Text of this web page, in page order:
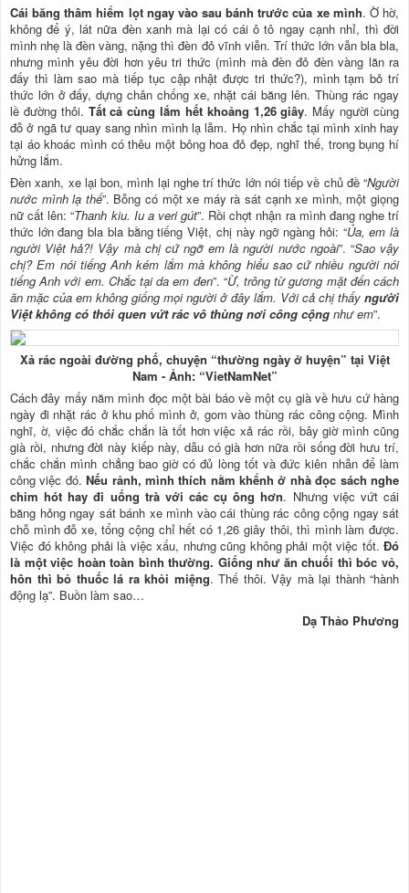
Cái băng thâm hiểm lọt ngay vào sau bánh trước của xe mình. Ờ hờ,
không để ý, lát nữa đèn xanh mà lại có cái ô tô ngay cạnh nhỉ, thì đời
mình nhẹ là đèn vàng, nặng thì đèn đỏ vĩnh viễn. Trí thức lớn vẫn bla bla,
nhưng mình yêu đời hơn yêu tri thức (mình mà đèn đỏ đèn vàng lăn ra
đấy thì làm sao mà tiếp tục cập nhật được tri thức?), mình tạm bỏ trí
thức lớn ở đấy, dựng chân chống xe, nhặt cái băng lên. Thùng rác ngay
lề đường thôi. Tất cả cùng lắm hết khoảng 1,26 giây. Mấy người cùng
đỗ ở ngã tư quay sang nhìn mình lạ lẫm. Họ nhìn chắc tại mình xinh hay
tại áo khoác mình có thêu một bông hoa đỏ đẹp, nghĩ thế, trong bụng hí
hửng lắm.
Đèn xanh, xe lại bon, mình lại nghe trí thức lớn nói tiếp về chủ đề “Người
nước mình lạ thế”. Bỗng có một xe máy rà sát cạnh xe mình, một giọng
nữ cất lên: “Thanh kiu. Iu a veri gút”. Rồi chợt nhận ra mình đang nghe trí
thức lớn đang bla bla bằng tiếng Việt, chị này ngỡ ngàng hỏi: “Ủa, em là
người Việt hả?! Vậy mà chị cứ ngỡ em là người nước ngoài”. “Sao vậy
chị? Em nói tiếng Anh kém lắm mà không hiểu sao cứ nhiều người nói
tiếng Anh với em. Chắc tại da em đen”. “Ừ, trông từ gương mặt đến cách
ăn mặc của em không giống mọi người ở đây lắm. Với cả chị thấy người
Việt không có thói quen vứt rác vô thùng nơi công cộng như em”.
Xả rác ngoài đường phố, chuyện “thường ngày ở huyện” tại Việt
Nam - Ảnh: “VietNamNet”
Cách đây mấy năm mình đọc một bài báo về một cụ già về hưu cứ hàng
ngày đi nhặt rác ở khu phố mình ở, gom vào thùng rác công cộng. Mình
nghĩ, ờ, việc đó chắc chắn là tốt hơn việc xả rác rồi, bây giờ mình cũng
già rồi, nhưng đời này kiếp này, dẫu có già hơn nữa rồi sống đời hưu trí,
chắc chắn mình chẳng bao giờ có đủ lòng tốt và đức kiên nhẫn để làm
công việc đó.Nếu rảnh, mình thích nằm khểnh ở nhà đọc sách nghe
chim hót hay đi uống trà với các cụ ông hơn. Nhưng việc vứt cái
băng hỏng ngay sát bánh xe mình vào cái thùng rác công cộng ngay sát
chỗ mình đỗ xe, tổng cộng chỉ hết có 1,26 giây thôi, thì mình làm được.
Việc đó không phải là việc xấu, nhưng cũng không phải một việc tốt. Đó
là một việc hoàn toàn bình thường. Giống như ăn chuối thì bóc vỏ,
hôn thì bỏ thuốc lá ra khỏi miệng. Thế thôi. Vậy mà lại thành “hành
động lạ”. Buồn làm sao…
Dạ Thảo Phương